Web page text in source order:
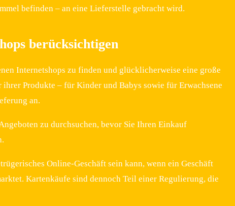
befinden – an eine Lieferstelle gebracht wird.
berücksichtigen
Internetshops zu finden und glücklicherweise eine große
Produkte – für Kinder und Babys sowie für Erwachsene
an.
zu durchsuchen, bevor Sie Ihren Einkauf
Online-Geschäft sein kann, wenn ein Geschäft
Kartenkäufe sind dennoch Teil einer Regulierung, die